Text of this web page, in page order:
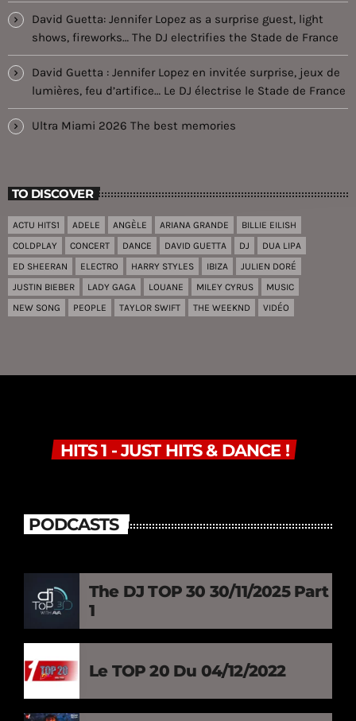
David Guetta: Jennifer Lopez as a surprise guest, light
shows, fireworks… The DJ electrifies the Stade de France
David Guetta : Jennifer Lopez en invitée surprise, jeux de
lumières, feu d’artifice… Le DJ électrise le Stade de France
Ultra Miami 2026 The best memories
TO DISCOVER
ACTU HITS1 ADELE ANGÈLE ARIANA GRANDE
BILLIE EILISH
COLDPLAY
CONCERT DANCE DAVID GUETTA DJ
DUA LIPA
ED SHEERAN
ELECTRO HARRY STYLES IBIZA
JULIEN DORÉ
JUSTIN BIEBER
LADY GAGA LOUANE MILEY CYRUS
MUSIC
NEW SONG
PEOPLE TAYLOR SWIFT THE WEEKND VIDÉO
HITS 1 - JUST HITS & DANCE !
PODCASTS
The DJ TOP 30 30/11/2025 Part
1
Le TOP 20 Du 04/12/2022